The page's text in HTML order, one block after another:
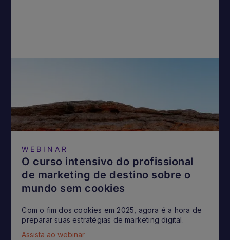
WEBINAR
O curso intensivo do profissional
de marketing de destino sobre o
mundo sem cookies
Com o fim dos cookies em 2025, agora é a hora de
preparar suas estratégias de marketing digital.
Assista ao webinar